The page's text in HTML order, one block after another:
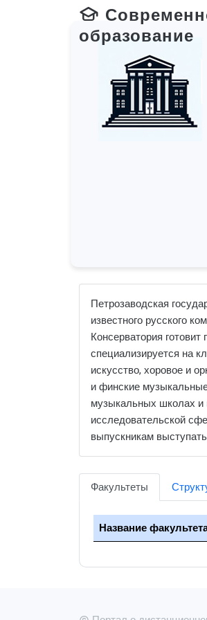
образование
Петрозаводская
известного русского
Консерватория
специализируется на
искусство, хоровое и
и финские
музыкальных школах и
исследовательской
выпускникам
Факультеты
Название